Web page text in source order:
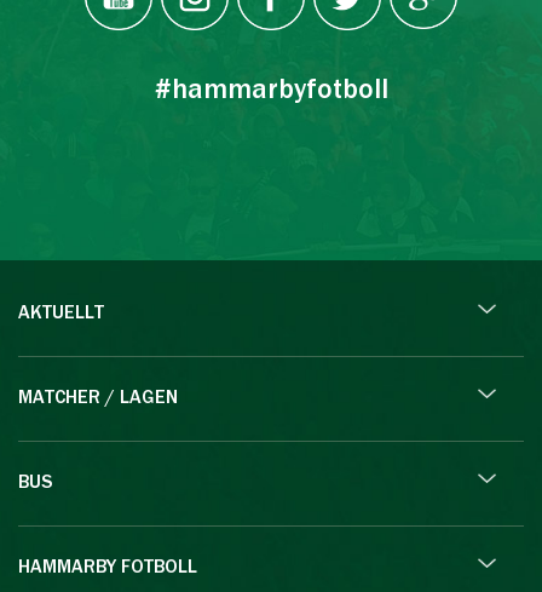
#hammarbyfotboll
AKTUELLT
MATCHER / LAGEN
BUS
HAMMARBY FOTBOLL